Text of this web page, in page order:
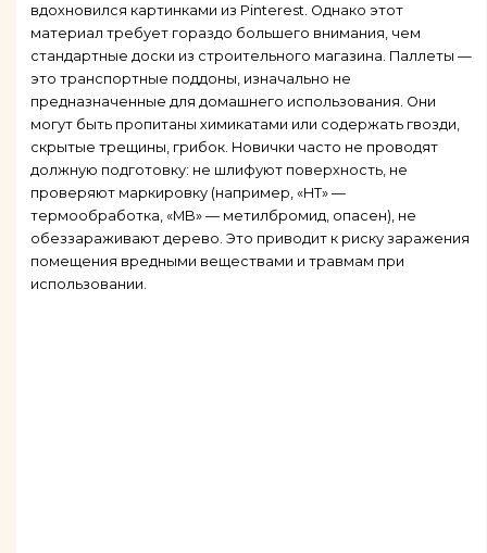
вдохновился картинками из Pinterest. Однако этот
материал требует гораздо большего внимания, чем
стандартные доски из строительного магазина. Паллеты —
это транспортные поддоны, изначально не
предназначенные для домашнего использования. Они
могут быть пропитаны химикатами или содержать гвозди,
скрытые трещины, грибок. Новички часто не проводят
должную подготовку: не шлифуют поверхность, не
проверяют маркировку (например, «HT» —
термообработка, «MB» — метилбромид, опасен), не
обеззараживают дерево. Это приводит к риску заражения
помещения вредными веществами и травмам при
использовании.